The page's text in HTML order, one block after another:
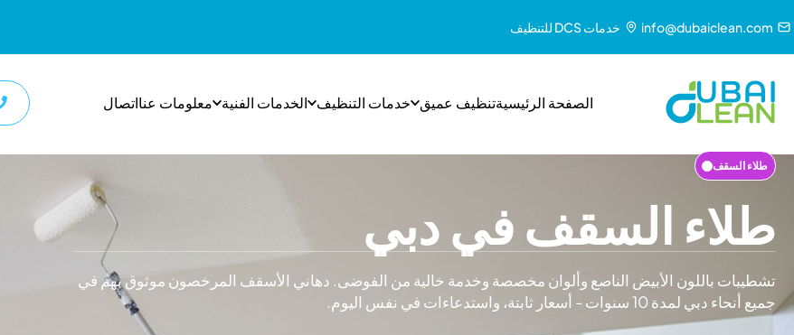
info@dubaiclean.com خدمات DCS للتنظيف
الصفحة الرئيسيةتنظيف عميق خدمات التنظيف الخدمات الفنية معلومات عنااتصال
طلاء السقف
طلاء السقف في دبي
تشطيبات باللون الأبيض الناصع وألوان مخصصة وخدمة خالية من الفوضى. دهاني الأسقف المرخصون موثوق بهم في
جميع أنحاء دبي لمدة 10 سنوات - أسعار ثابتة، واستدعاءات في نفس اليوم.